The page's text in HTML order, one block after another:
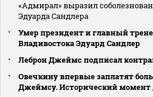
«Адмирал» выразил
Эдуарда Сандлера
Умер президент и главный
Владивостока Эдуард Сандлер
Леброн Джеймс подписал
Овечкину впервые заплатят
Джеймсу. Исторический момент